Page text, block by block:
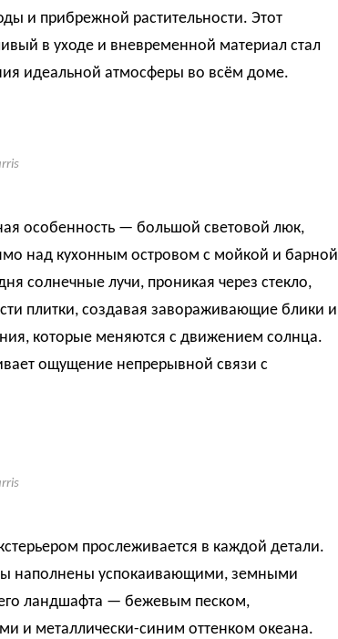
и прибрежной растительности. Этот
в уходе и вневременной материал стал
идеальной атмосферы во всём доме.
особенность — большой световой люк,
над кухонным островом с мойкой и барной
солнечные лучи, проникая через стекло,
плитки, создавая завораживающие блики и
которые меняются с движением солнца.
ощущение непрерывной связи с
прослеживается в каждой детали.
наполнены успокаивающими, земными
ландшафта — бежевым песком,
и металлически-синим оттенком океана.